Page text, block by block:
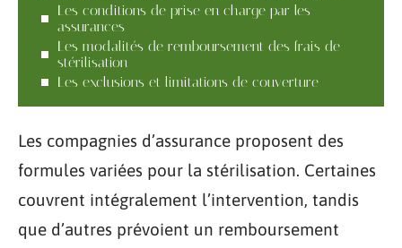
Les conditions de prise en charge par les
assurances
Les modalités de remboursement des frais de
stérilisation
Les exclusions et limitations de couverture
Les compagnies d’assurance proposent des
formules variées pour la stérilisation. Certaines
couvrent intégralement l’intervention, tandis
que d’autres prévoient un remboursement